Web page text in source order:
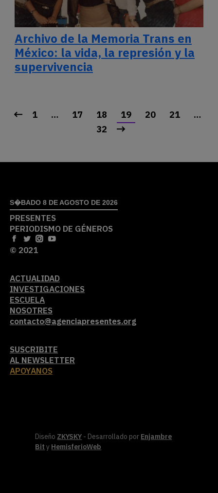
Archivo de la Memoria Trans en
México: la vida, la represión y la
supervivencia
1 … 17 18 19 20 21
…
32
S�BADO 8 DE AGOSTO DE 2026
PRESENTES
PERIODISMO DE GÉNEROS
© 2021
ACTUALIDAD
INVESTIGACIONES
ESCUELA
NOSOTRES
contacto@agenciapresentes.org
SUSCRIBITE
AL NEWSLETTER
APOYANOS
Diseño ZKYSKY - Desarrollado por Enjambre
Bit y HemisferioWeb